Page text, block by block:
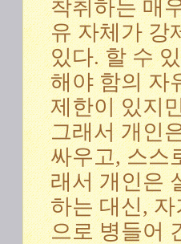
착취하는 매
유 자체가 강
있다. 할 수
해야 함의 자
제한이 있지
그래서 개인
싸우고, 스스
래서 개인은
하는 대신,
으로 병들어